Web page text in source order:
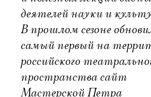
деятелей науки и
В прошлом сезоне
самый первый на
российского
пространства сайт
Мастерской Петра